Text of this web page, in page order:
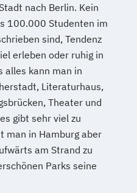
nach Berlin. Kein
100.000 Studenten im
sind, Tendenz
erleben oder ruhig in
alles kann man in
Literaturhaus,
Theater und
gibt sehr viel zu
man in Hamburg aber
am Strand zu
Parks seine